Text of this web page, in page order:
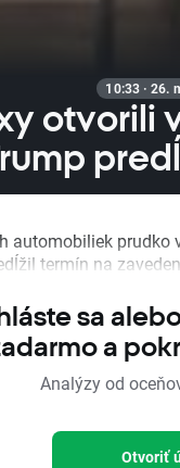
10:33 · 26.
otvorili
automobiliek prudko
termín na
sa
a
Analýzy od
Otvoriť